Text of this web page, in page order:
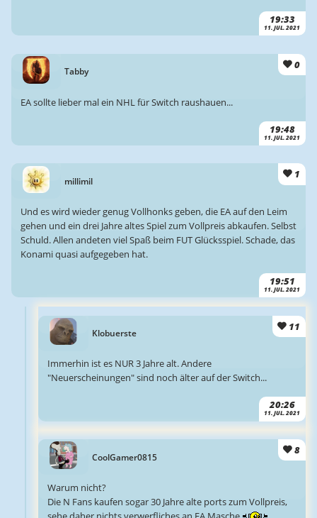
19:33
11. JUL. 2021
Tabby
0
19:48
11. JUL. 2021
EA sollte lieber mal ein NHL für Switch raushauen...
millimil
1
19:51
11. JUL. 2021
Und es wird wieder genug Vollhonks geben, die EA auf den Leim
gehen und ein drei Jahre altes Spiel zum Vollpreis abkaufen. Selbst
Schuld. Allen andeten viel Spaß beim FUT Glücksspiel. Schade, das
Konami quasi aufgegeben hat.
Klobuerste
11
20:26
11. JUL. 2021
Immerhin ist es NUR 3 Jahre alt. Andere
"Neuerscheinungen" sind noch älter auf der Switch...
CoolGamer0815
8
Warum nicht?
Die N Fans kaufen sogar 30 Jahre alte ports zum Vollpreis,